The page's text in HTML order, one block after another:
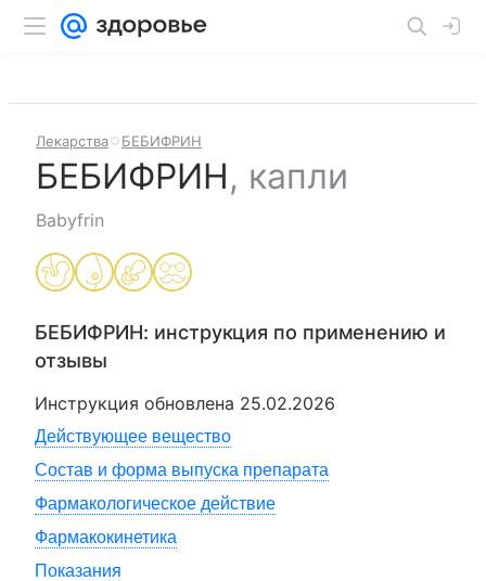
Лекарства БЕБИФРИН
БЕБИФРИН, капли
Babyfrin
БЕБИФРИН: инструкция по применению и
отзывы
Инструкция обновлена 25.02.2026
Действующее вещество
Состав и форма выпуска препарата
Фармакологическое действие
Фармакокинетика
Показания